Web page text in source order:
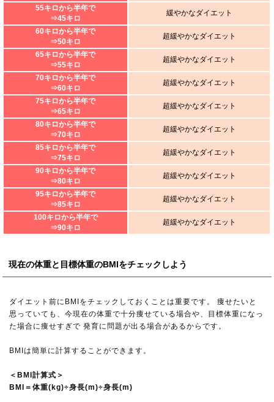
55キロから半年で
⇒45キロ
緩やかなダイエット
60キロから半年で
⇒50キロ
超緩やかなダイエット
65キロから半年で
⇒55キロ
超緩やかなダイエット
70キロから半年で
⇒60キロ
超緩やかなダイエット
75キロから半年で
⇒65キロ
超緩やかなダイエット
80キロから半年で
⇒70キロ
超緩やかなダイエット
85キロから半年で
⇒75キロ
超緩やかなダイエット
90キロから半年で
⇒80キロ
超緩やかなダイエット
95キロから半年で
⇒85キロ
超緩やかなダイエット
100キロから半年で
⇒90キロ
超緩やかなダイエット
現在の体重と目標体重のBMIをチェックしよう
ダイエット前にBMIをチェックしておくことは重要です。 痩せたいと
思っていても、今現在の体重で十分痩せている場合や、目標体重になっ
た場合に痩せすぎで 発育に問題が出る場合があるからです。
BMIは簡単に計算することができます。
＜BMI計算式＞
BMI＝体重(kg)÷身長(m)÷身長(m)